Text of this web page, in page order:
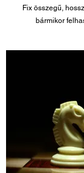
Fix összegű,
bármikor